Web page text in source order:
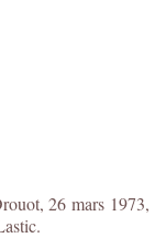
26 mars 1973,